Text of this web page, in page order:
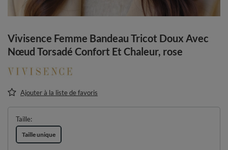
Vivisence Femme Bandeau Tricot Doux Avec
Nœud Torsadé Confort Et Chaleur, rose
Ajouter à la liste de favoris
Taille
Taille unique